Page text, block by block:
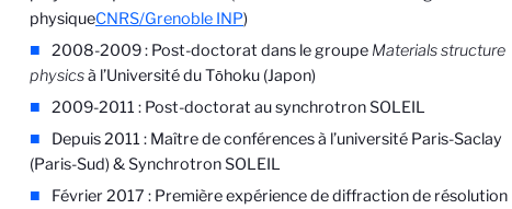
physiqueCNRS/Grenoble INP)
2008-2009 : Post-doctorat dans le groupe Materials structure
physicsà l’Université du Tōhoku (Japon)
2009-2011 : Post-doctorat au synchrotron SOLEIL
Depuis 2011 : Maître de conférences à l’université Paris-Saclay
(Paris-Sud) & Synchrotron SOLEIL
Février 2017 : Première expérience de diffraction de résolution